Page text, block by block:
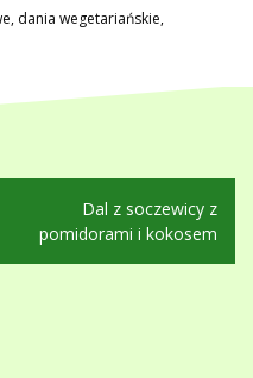
, dania wegetariańskie,
Dal z soczewicy z
pomidorami i kokosem